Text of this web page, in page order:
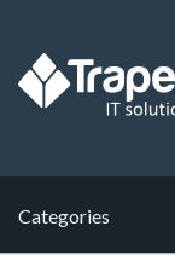
Categories